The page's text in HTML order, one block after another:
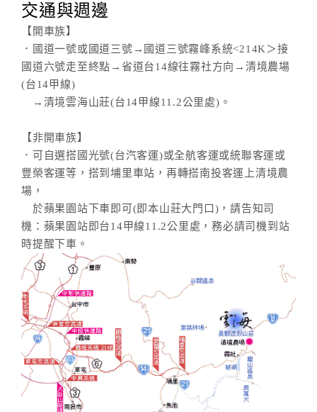
交通與週邊
【開車族】
．國道一號或國道三號→國道三號霧峰系統<214K＞接
國道六號走至終點→省道台14線往霧社方向→清境農場
(台14甲線)
→清境雲海山莊(台14甲線11.2公里處)。
【非開車族】
．可自選搭國光號(台汽客運)或全航客運或統聯客運或
豐榮客運等，搭到埔里車站，再轉搭南投客運上清境農
場，
於蘋果園站下車即可(即本山莊大門口)，請告知司
機：蘋果園站即台14甲線11.2公里處，務必請司機到站
時提醒下車。